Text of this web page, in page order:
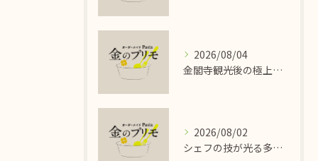
2026/08/04
金閣寺観光後の極上オーダーパスタ
2026/08/02
シェフの技が光る多彩なイタリアンパスタ料理